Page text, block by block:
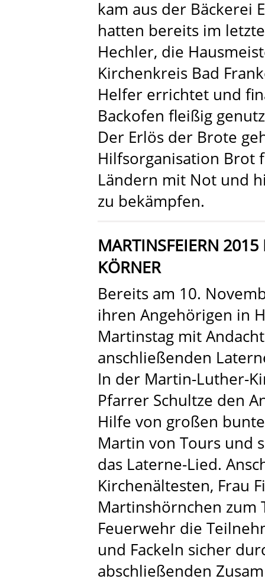
kam aus der Bäckerei
hatten bereits im
Hechler, die
Kirchenkreis Bad
Helfer errichtet und
Backofen fleißig
Der Erlös der Brote
Hilfsorganisation Brot
Ländern mit Not und
zu bekämpfen.
MARTINSFEIERN
KÖRNER
Bereits am 10.
ihren Angehörigen in
Martinstag mit
anschließenden
In der Martin-Luther-
Pfarrer Schultze den
Hilfe von großen
Martin von Tours und
das Laterne-Lied.
Kirchenältesten, Frau
Martinshörnchen zum
Feuerwehr die
und Fackeln sicher
abschließenden